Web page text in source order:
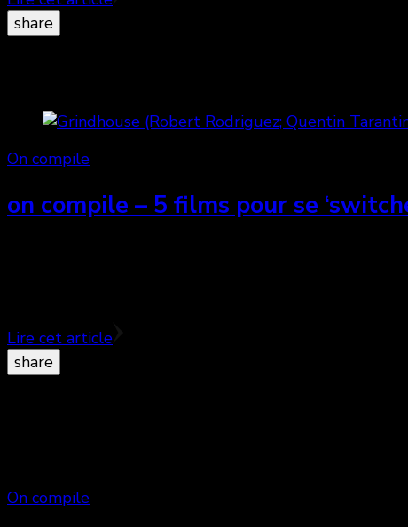
share
On compile
on compile – 5 films pour se
Lire cet article
share
On compile